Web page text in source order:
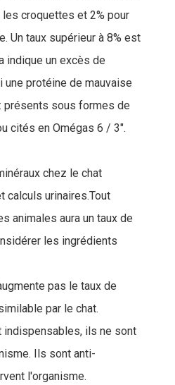
les croquettes et 2% pour
Un taux supérieur à 8% est
indique un excès de
une protéine de mauvaise
présents sous formes de
cités en Omégas 6 / 3".
chez le chat
calculs urinaires.Tout
animales aura un taux de
les ingrédients
pas le taux de
par le chat.
indispensables, ils ne sont
Ils sont anti-
l'organisme.